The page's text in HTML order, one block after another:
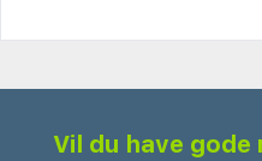
Vil du have